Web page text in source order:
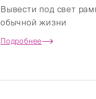
Вывести под свет
обычной жизни
Подробнее